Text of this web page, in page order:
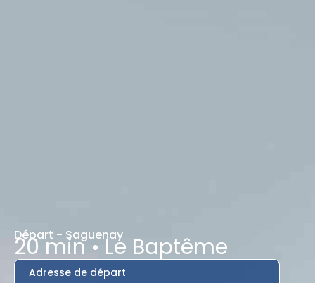
Départ - Saguenay
20 min • Le Baptême
Adresse de départ